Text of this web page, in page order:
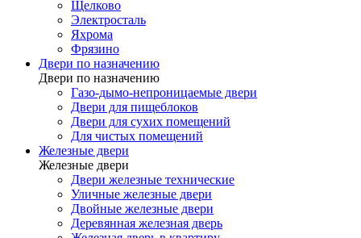
Щелково
Электросталь
Яхрома
Фрязино
Двери по назначению
Двери по назначению
Газо-дымо-непроницаемые двери
Двери для пищеблоков
Двери для сухих помещений
Для чистых помещений
Железные двери
Железные двери
Двери железные технические
Уличные железные двери
Двойные железные двери
Деревянная железная дверь